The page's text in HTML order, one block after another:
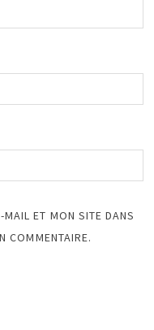
ET MON SITE DANS
COMMENTAIRE.